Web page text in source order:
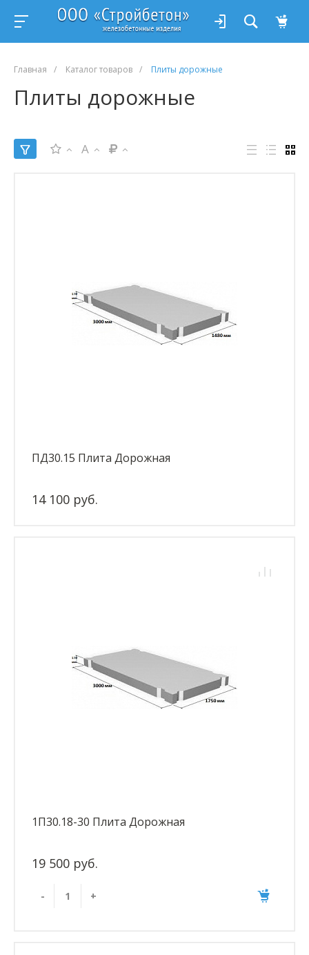
Главная / Каталог товаров / Плиты дорожные
Плиты дорожные
A
ПД30.15 Плита Дорожная
14 100 руб.
1П30.18-30 Плита Дорожная
19 500 руб.
- +